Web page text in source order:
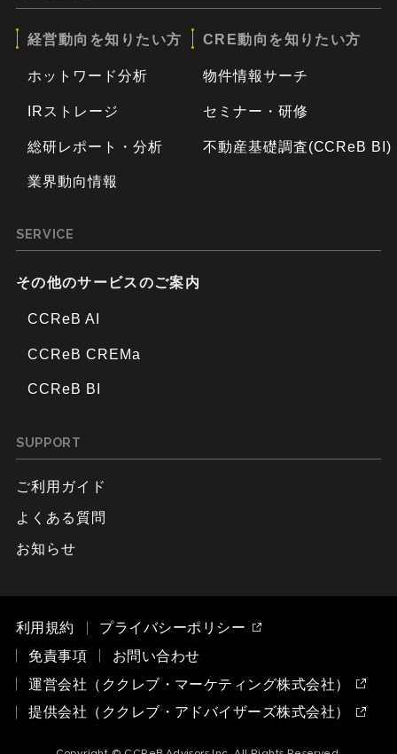
経営動向を知りたい方
ホットワード分析
IRストレージ
総研レポート・分析
業界動向情報
CRE動向を知りたい方
物件情報サーチ
セミナー・研修
不動産基礎調査(CCReB BI)
SERVICE
その他のサービスのご案内
CCReB AI
CCReB CREMa
CCReB BI
SUPPORT
ご利用ガイド
よくある質問
お知らせ
利用規約
プライバシーポリシー
免責事項
お問い合わせ
運営会社（ククレブ・マーケティング株式会社）
提供会社（ククレブ・アドバイザーズ株式会社）